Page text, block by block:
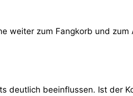
weiter zum Fangkorb und
deutlich beeinflussen. Ist der